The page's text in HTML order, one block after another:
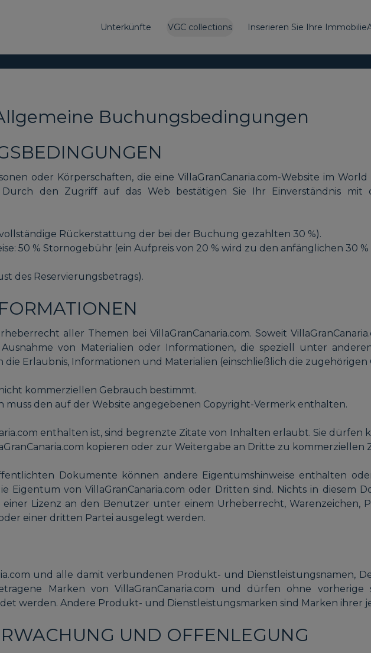
VGC collections Inserieren Sie Ihre Immobilie
Unterkünfte
Buchungsbedingungen
oder Körperschaften, die eine VillaGranCanaria.com-Website im
den Zugriff auf das Web bestätigen Sie Ihr Einverständnis mit
Rückerstattung der bei der Buchung gezahlten 30 %).
50 % Stornogebühr (ein Aufpreis von 20 % wird zu den anfänglichen 30
des Reservierungsbetrags).
aller Themen bei VillaGranCanaria.com. Soweit
von Materialien oder Informationen, die speziell unter
Erlaubnis, Informationen und Materialien (einschließlich die zugehörigen
kommerziellen Gebrauch bestimmt.
muss den auf der Website angegebenen Copyright-Vermerk enthalten.
enthalten ist, sind begrenzte Zitate von Inhalten erlaubt. Sie dürfen
kopieren oder zur Weitergabe an Dritte zu kommerziellen
Dokumente können andere Eigentumshinweise enthalten
Eigentum von VillaGranCanaria.com oder Dritten sind. Nichts in diesem
Lizenz an den Benutzer unter einem Urheberrecht, Warenzeichen,
einer dritten Partei ausgelegt werden.
und alle damit verbundenen Produkt- und Dienstleistungsnamen,
Marken von VillaGranCanaria.com und dürfen ohne
werden. Andere Produkt- und Dienstleistungsmarken sind Marken ihrer
UND OFFENLEGUNG